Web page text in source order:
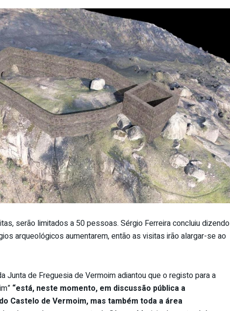
serão limitados a 50 pessoas. Sérgio Ferreira concluiu dizendo
arqueológicos aumentarem, então as visitas irão alargar-se ao
Junta de Freguesia de Vermoim adiantou que o registo para a
“está, neste momento, em discussão pública a
Castelo de Vermoim, mas também toda a área